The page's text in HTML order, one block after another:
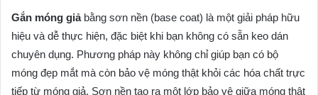
Gắn móng giảbằng sơn nền (base coat) là một giải pháp hữu
hiệu và dễ thực hiện, đặc biệt khi bạn không có sẵn keo dán
chuyên dụng. Phương pháp này không chỉ giúp bạn có bộ
móng đẹp mắt mà còn bảo vệ móng thật khỏi các hóa chất trực
tiếp từ móng giả. Sơn nền tạo ra một lớp bảo vệ giữa móng thật